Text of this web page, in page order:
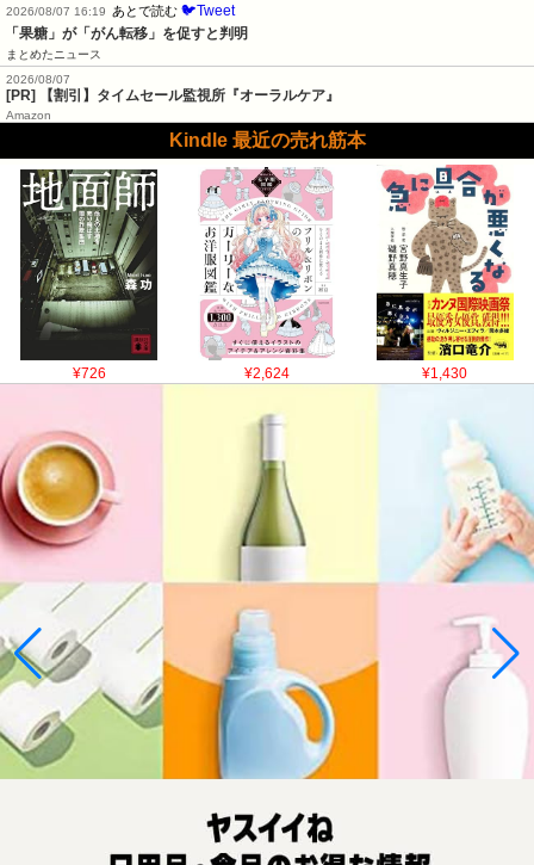
2026/08/07 16:19
あとで読む 🐦Tweet
「果糖」が「がん転移」を促すと判明
まとめたニュース
2026/08/07
[PR] 【割引】タイムセール監視所『オーラルケア』
Amazon
Kindle 最近の売れ筋本
¥726 ¥2,624 ¥1,430